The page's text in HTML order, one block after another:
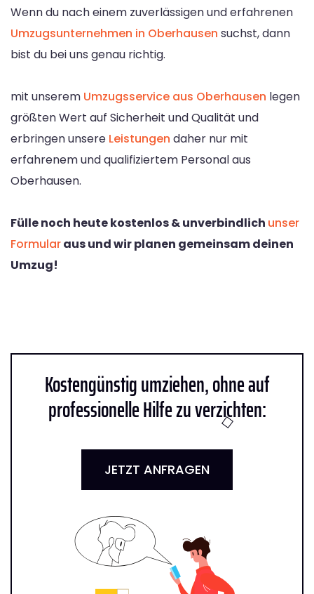
Wenn du nach einem zuverlässigen und erfahrenen
Umzugsunternehmen in Oberhausen suchst, dann
bist du bei uns genau richtig.
mit unserem Umzugsservice aus Oberhausen legen
größten Wert auf Sicherheit und Qualität und
erbringen unsere Leistungen daher nur mit
erfahrenem und qualifiziertem Personal aus
Oberhausen.
Fülle noch heute kostenlos & unverbindlich unser
Formularaus und wir planen gemeinsam deinen
Umzug!
Kostengünstig umziehen, ohne auf
professionelle Hilfe zu verzichten:
JETZT ANFRAGEN